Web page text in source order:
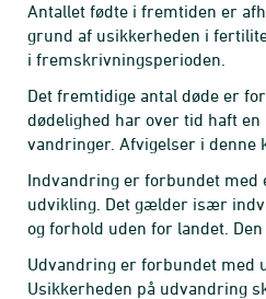
Antallet fødte i fremtiden er
grund af usikkerheden i
i fremskrivningsperioden.
Det fremtidige antal døde er
dødelighed har over tid haft
vandringer. Afvigelser i
Indvandring er forbundet med
udvikling. Det gælder især
og forhold uden for landet.
Udvandring er forbundet med
Usikkerheden på udvandring